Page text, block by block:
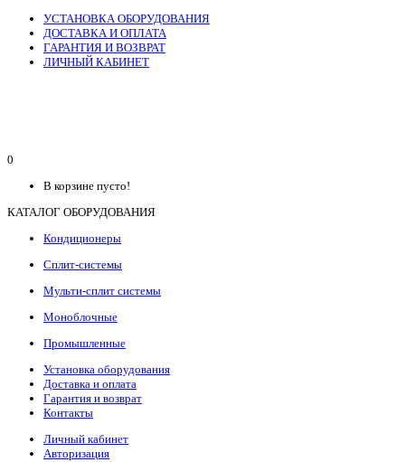
УСТАНОВКА ОБОРУДОВАНИЯ
ДОСТАВКА И ОПЛАТА
ГАРАНТИЯ И ВОЗВРАТ
ЛИЧНЫЙ КАБИНЕТ
0
В корзине пусто!
КАТАЛОГ ОБОРУДОВАНИЯ
Кондиционеры
Сплит-системы
Мульти-сплит системы
Моноблочные
Промышленные
Установка оборудования
Доставка и оплата
Гарантия и возврат
Контакты
Личный кабинет
Авторизация